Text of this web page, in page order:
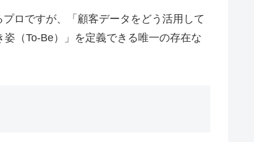
ロですが、「顧客データをどう活用して
（To-Be）」を定義できる唯一の存在な